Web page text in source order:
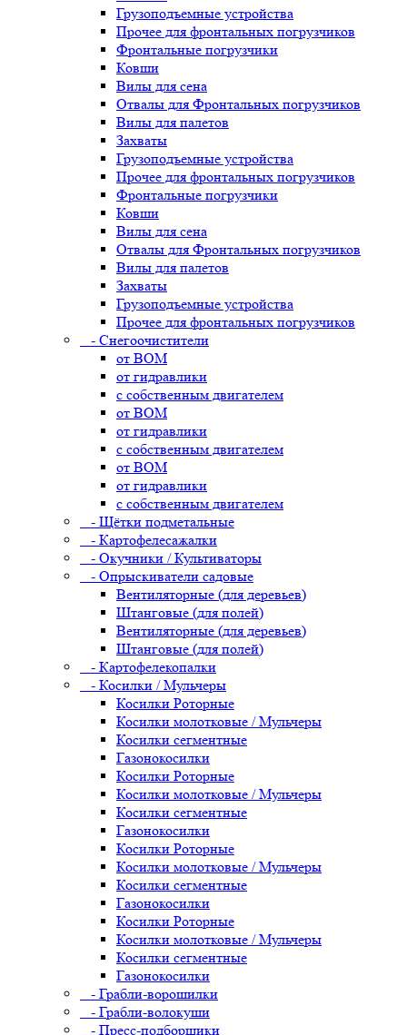
Грузоподъемные устройства
Прочее для фронтальных погрузчиков
Фронтальные погрузчики
Ковши
Вилы для сена
Отвалы для Фронтальных погрузчиков
Вилы для палетов
Захваты
Грузоподъемные устройства
Прочее для фронтальных погрузчиков
Фронтальные погрузчики
Ковши
Вилы для сена
Отвалы для Фронтальных погрузчиков
Вилы для палетов
Захваты
Грузоподъемные устройства
Прочее для фронтальных погрузчиков
- Снегоочистители
от ВОМ
от гидравлики
с собственным двигателем
от ВОМ
от гидравлики
с собственным двигателем
от ВОМ
от гидравлики
с собственным двигателем
- Щётки подметальные
- Картофелесажалки
- Окучники / Культиваторы
- Опрыскиватели садовые
Вентиляторные (для деревьев)
Штанговые (для полей)
Вентиляторные (для деревьев)
Штанговые (для полей)
- Картофелекопалки
- Косилки / Мульчеры
Косилки Роторные
Косилки молотковые / Мульчеры
Косилки сегментные
Газонокосилки
Косилки Роторные
Косилки молотковые / Мульчеры
Косилки сегментные
Газонокосилки
Косилки Роторные
Косилки молотковые / Мульчеры
Косилки сегментные
Газонокосилки
Косилки Роторные
Косилки молотковые / Мульчеры
Косилки сегментные
Газонокосилки
- Грабли-ворошилки
- Грабли-волокуши
- Пресс-подборщики